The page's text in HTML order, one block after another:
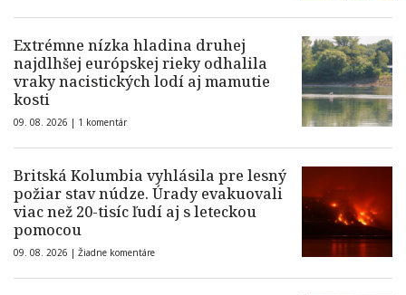
Extrémne nízka hladina druhej
najdlhšej európskej rieky odhalila
vraky nacistických lodí aj mamutie
kosti
09. 08. 2026 | 1 komentár
Britská Kolumbia vyhlásila pre lesný
požiar stav núdze. Úrady evakuovali
viac než 20-tisíc ľudí aj s leteckou
pomocou
09. 08. 2026 | Žiadne komentáre